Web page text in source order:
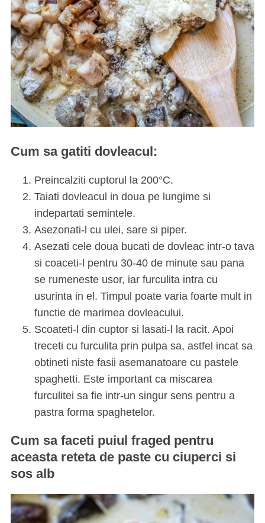
Cum sa gatiti dovleacul:
Preincalziti cuptorul la 200°C.
Taiati dovleacul in doua pe lungime si
indepartati semintele.
Asezonati-l cu ulei, sare si piper.
Asezati cele doua bucati de dovleac intr-o tava
si coaceti-l pentru 30-40 de minute sau pana
se rumeneste usor, iar furculita intra cu
usurinta in el. Timpul poate varia foarte mult in
functie de marimea dovleacului.
Scoateti-l din cuptor si lasati-l la racit. Apoi
treceti cu furculita prin pulpa sa, astfel incat sa
obtineti niste fasii asemanatoare cu pastele
spaghetti. Este important ca miscarea
furculitei sa fie intr-un singur sens pentru a
pastra forma spaghetelor.
Cum sa faceti puiul fraged pentru
aceasta reteta de paste cu ciuperci si
sos alb